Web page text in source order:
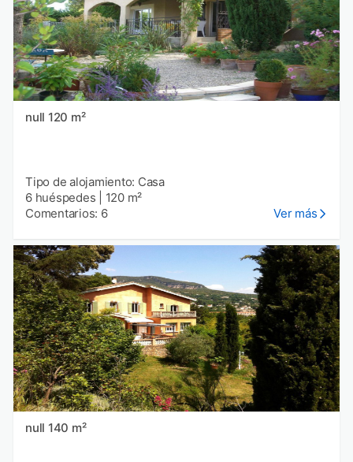
null 120 m²
Tipo de alojamiento: Casa
6 huéspedes
120 m²
Comentarios: 6
Ver más
null 140 m²